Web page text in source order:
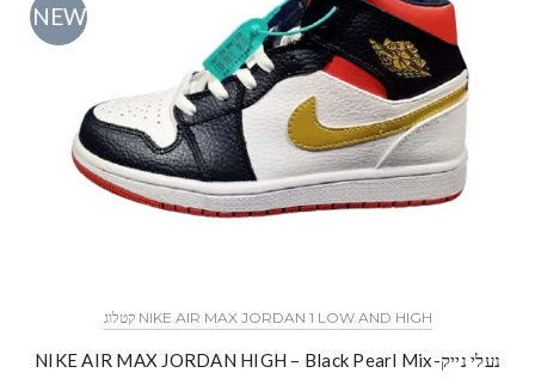
NEW
NIKE AIR MAX JORDAN 1 LOW AND HIGH קטלוג
נעלי נייק-NIKE AIR MAX JORDAN HIGH – Black Pearl Mix